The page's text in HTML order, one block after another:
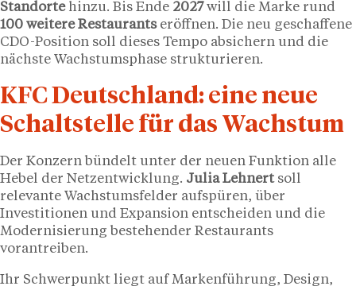
Standortehinzu. Bis Ende 2027will die Marke rund
100 weitere Restaurantseröffnen. Die neu geschaffene
CDO-Position soll dieses Tempo absichern und die
nächste Wachstumsphase strukturieren.
KFC Deutschland: eine neue
Schaltstelle für das Wachstum
Der Konzern bündelt unter der neuen Funktion alle
Hebel der Netzentwicklung. Julia Lehnertsoll
relevante Wachstumsfelder aufspüren, über
Investitionen und Expansion entscheiden und die
Modernisierung bestehender Restaurants
vorantreiben.
Ihr Schwerpunkt liegt auf Markenführung, Design,